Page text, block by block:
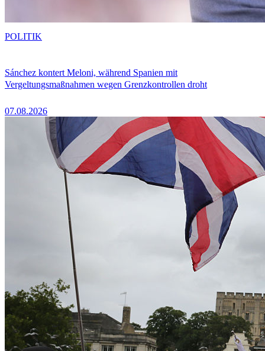
Sánchez kontert Meloni, während Spanien mit
Vergeltungsmaßnahmen wegen Grenzkontrollen droht
07.08.2026
POLITIK